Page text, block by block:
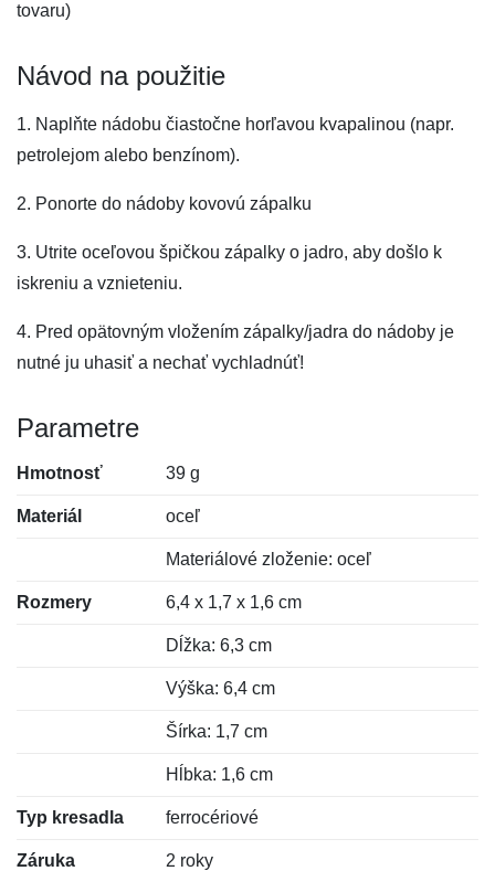
tovaru)
Návod na použitie
1. Naplňte nádobu čiastočne horľavou kvapalinou (napr.
petrolejom alebo benzínom).
2. Ponorte do nádoby kovovú zápalku
3. Utrite oceľovou špičkou zápalky o jadro, aby došlo k
iskreniu a vznieteniu.
4. Pred opätovným vložením zápalky/jadra do nádoby je
nutné ju uhasiť a nechať vychladnúť!
Parametre
Hmotnosť 39 g
Materiál oceľ
Materiálové zloženie: oceľ
Rozmery 6,4 x 1,7 x 1,6 cm
Dĺžka: 6,3 cm
Výška: 6,4 cm
Šírka: 1,7 cm
Hĺbka: 1,6 cm
Typ kresadla ferrocériové
Záruka 2 roky